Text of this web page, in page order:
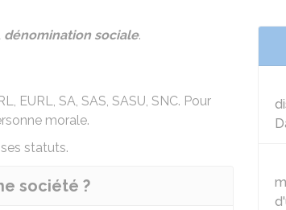
dénomination sociale.
, EURL, SA, SAS, SASU, SNC. Pour
morale.
statuts.
société ?